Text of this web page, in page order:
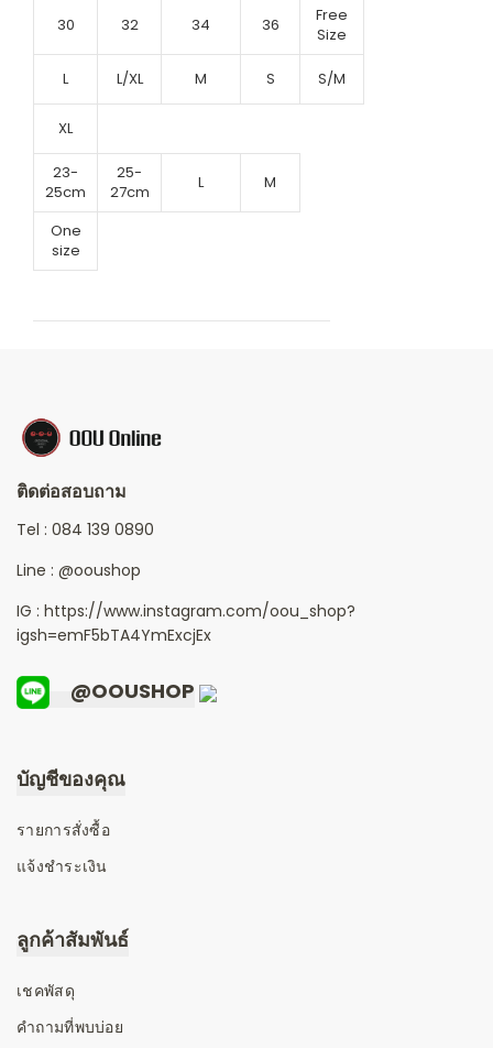
30 32 34 36
Free
Size
L L/XL M S S/M
XL
23-
25cm
25-
27cm
L M
One
size
ติดต่อสอบถาม
Tel : 084 139 0890
Line : @ooushop
IG : https://www.instagram.com/oou_shop?
igsh=emF5bTA4YmExcjEx
@OOUSHOP
บัญชีของคุณ
รายการสั่งซื้อ
แจ้งชำระเงิน
ลูกค้าสัมพันธ์
เชคพัสดุ
คำถามที่พบบ่อย